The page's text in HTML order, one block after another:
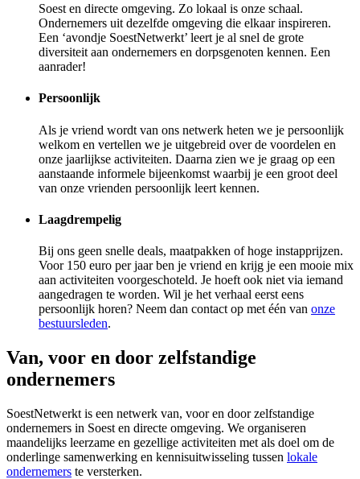
Soest en directe omgeving. Zo lokaal is onze schaal.
Ondernemers uit dezelfde omgeving die elkaar inspireren.
Een ‘avondje SoestNetwerkt’ leert je al snel de grote
diversiteit aan ondernemers en dorpsgenoten kennen. Een
aanrader!
Persoonlijk
Als je vriend wordt van ons netwerk heten we je persoonlijk
welkom en vertellen we je uitgebreid over de voordelen en
onze jaarlijkse activiteiten. Daarna zien we je graag op een
aanstaande informele bijeenkomst waarbij je een groot deel
van onze vrienden persoonlijk leert kennen.
Laagdrempelig
Bij ons geen snelle deals, maatpakken of hoge instapprijzen.
Voor 150 euro per jaar ben je vriend en krijg je een mooie mix
aan activiteiten voorgeschoteld. Je hoeft ook niet via iemand
aangedragen te worden. Wil je het verhaal eerst eens
persoonlijk horen? Neem dan contact op met één van onze
bestuursleden.
Van, voor en door zelfstandige
ondernemers
SoestNetwerkt is een netwerk van, voor en door zelfstandige
ondernemers in Soest en directe omgeving. We organiseren
maandelijks leerzame en gezellige activiteiten met als doel om de
onderlinge samenwerking en kennisuitwisseling tussen lokale
ondernemers te versterken.